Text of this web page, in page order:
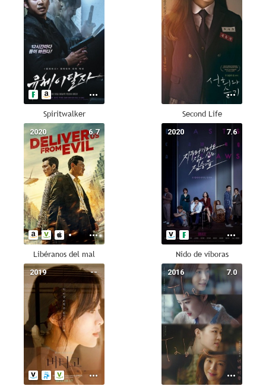
Spiritwalker Second Life
6.7
2020
Libéranos del mal
7.6
2020
Nido de víboras
--
2019 7.0
2016